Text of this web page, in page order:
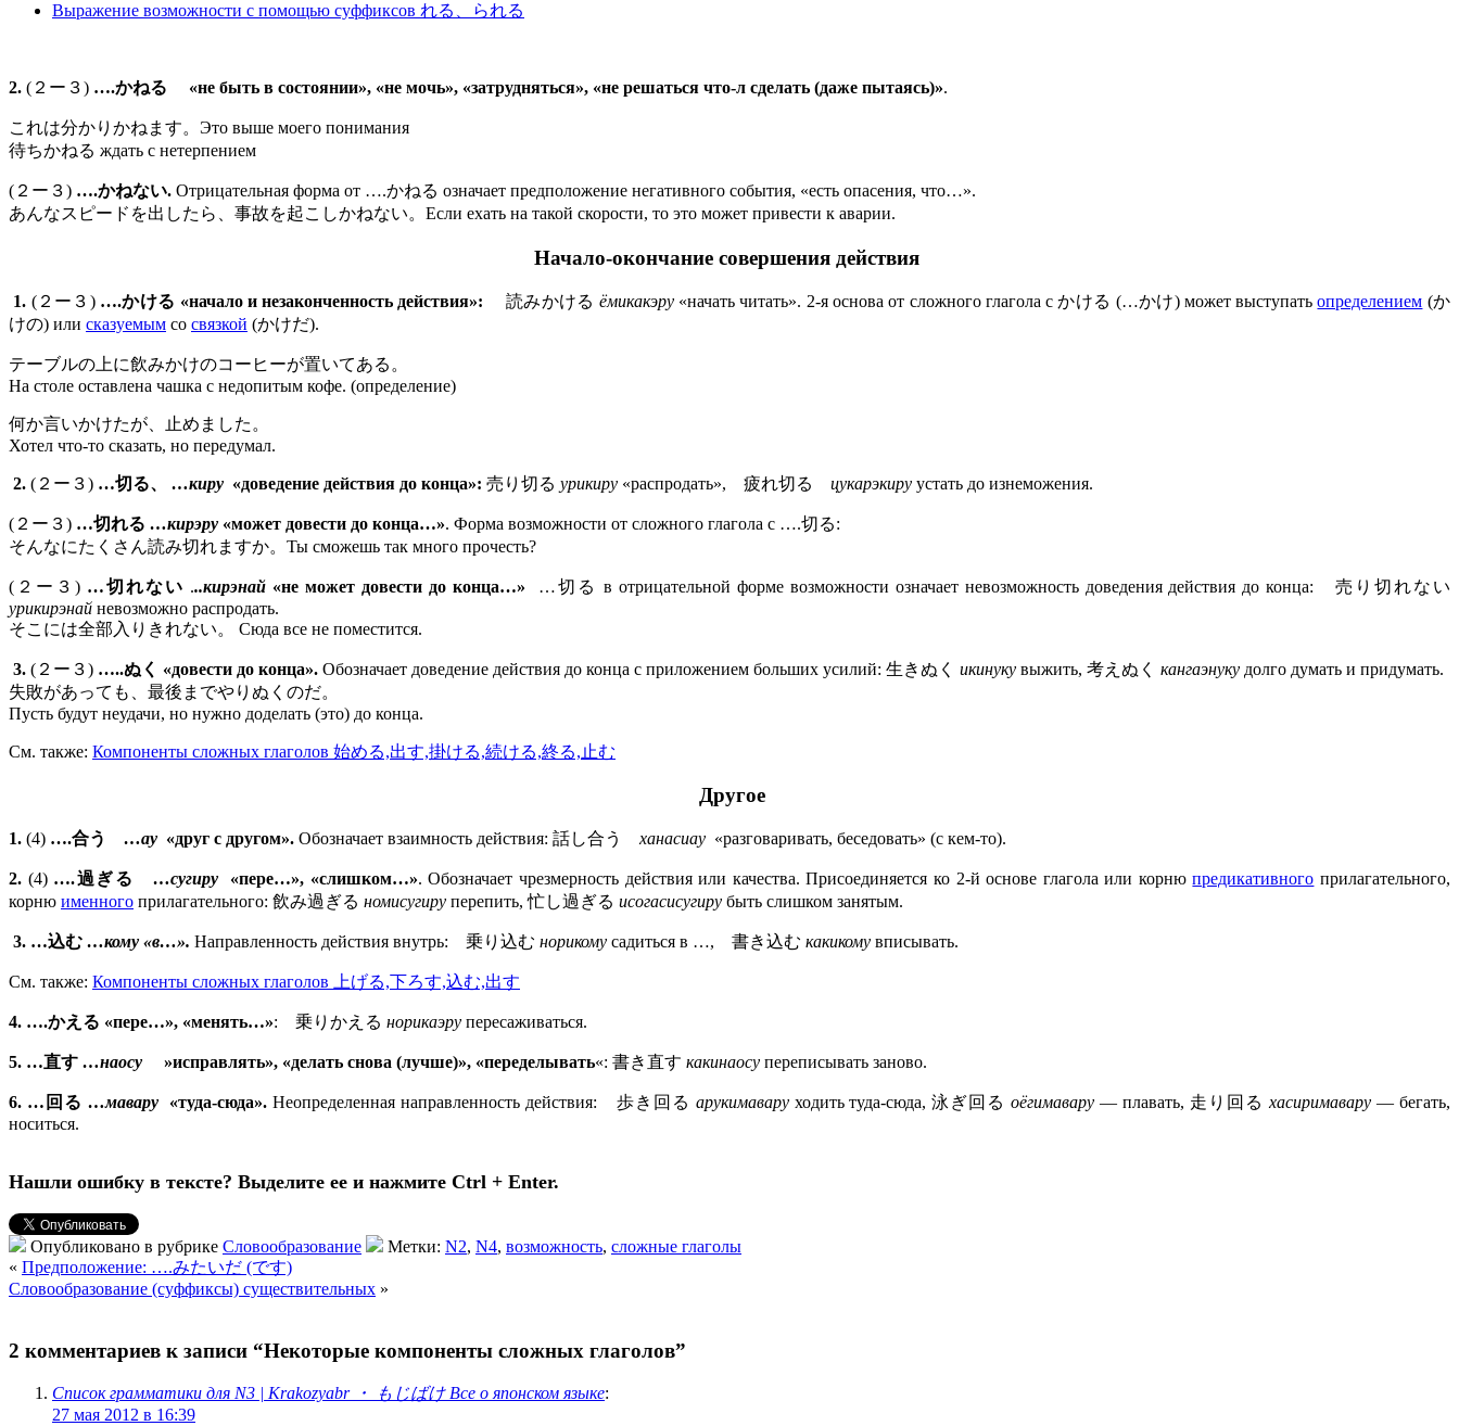
Выражение возможности с помощью суффиксов れる、られる
2. (２ー３) ….かねる «не быть в состоянии», «не мочь», «затрудняться», «не решаться что-л сделать (даже пытаясь)».
これは分かりかねます。Это выше моего понимания
待ちかねる ждать с нетерпением
(２ー３) ….かねない. Отрицательная форма от ….かねる означает предположение негативного события, «есть опасения, что…».
あんなスピードを出したら、事故を起こしかねない。Если ехать на такой скорости, то это может привести к аварии.
Начало-окончание совершения действия
1. (２ー３)….かける «начало и незаконченность действия»: 読みかける ёмикакэру«начать читать». 2-я основа от сложного глагола с かける (…かけ) может выступатьопределением (か
けの) или сказуемым со связкой (かけだ).
テーブルの上に飲みかけのコーヒーが置いてある。
На столе оставлена чашка с недопитым кофе. (определение)
何か言いかけたが、止めました。
Хотел что-то сказать, но передумал.
2. (２ー３) …切る、 …киру «доведение действия до конца»: 売り切る урикиру «распродать», 疲れ切る цукарэкиру устать до изнеможения.
(２ー３) …切れる …кирэру «может довести до конца…». Форма возможности от сложного глагола с ….切る:
そんなにたくさん読み切れますか。Ты сможешь так много прочесть?
(２ー３) …切れない ...кирэнай «не может довести до конца…» …切る в отрицательной форме возможности означает невозможность доведения действия до конца: 売り切れない
урикирэнай невозможно распродать.
そこには全部入りきれない。 Сюда все не поместится.
3. (２ー３) …..ぬく «довести до конца». Обозначает доведение действия до конца с приложением больших усилий: 生きぬく икинуку выжить, 考えぬく кангаэнуку долго думать и придумать.
失敗があっても、最後までやりぬくのだ。
Пусть будут неудачи, но нужно доделать (это) до конца.
См. также: Компоненты сложных глаголов 始める,出す,掛ける,続ける,終る,止む
Другое
1. (4) ….合う …ау «друг с другом». Обозначает взаимность действия: 話し合う ханасиау «разговаривать, беседовать» (с кем-то).
2. (4)….過ぎる…сугиру «пере…», «слишком…». Обозначает чрезмерность действия или качества. Присоединяется ко 2-й основе глагола или корнюпредикативного прилагательного,
корню именного прилагательного: 飲み過ぎる номисугиру перепить, 忙し過ぎる исогасисугиру быть слишком занятым.
3. …込む …кому «в…». Направленность действия внутрь: 乗り込む норикому садиться в …, 書き込む какикому вписывать.
См. также: Компоненты сложных глаголов 上げる,下ろす,込む,出す
4. ….かえる «пере…», «менять…»: 乗りかえる норикаэру пересаживаться.
5. …直す …наосу »исправлять», «делать снова (лучше)», «переделывать«: 書き直す какинаосу переписывать заново.
6. …回る …мавару«туда-сюда».Неопределенная направленность действия: 歩き回る арукимаваруходить туда-сюда, 泳ぎ回るоёгимавару — плавать, 走り回るхасиримавару — бегать,
носиться.
Нашли ошибку в тексте? Выделите ее и нажмите Ctrl + Enter.
Опубликовано в рубрике Словообразование Метки: N2, N4, возможность, сложные глаголы
« Предположение: ….みたいだ (です)
Словообразование (суффиксы) существительных »
2 комментариев к записи “Некоторые компоненты сложных глаголов”
Список грамматики для N3 | Krakozyabr ・ もじばけ Все о японском языке:
27 мая 2012 в 16:39